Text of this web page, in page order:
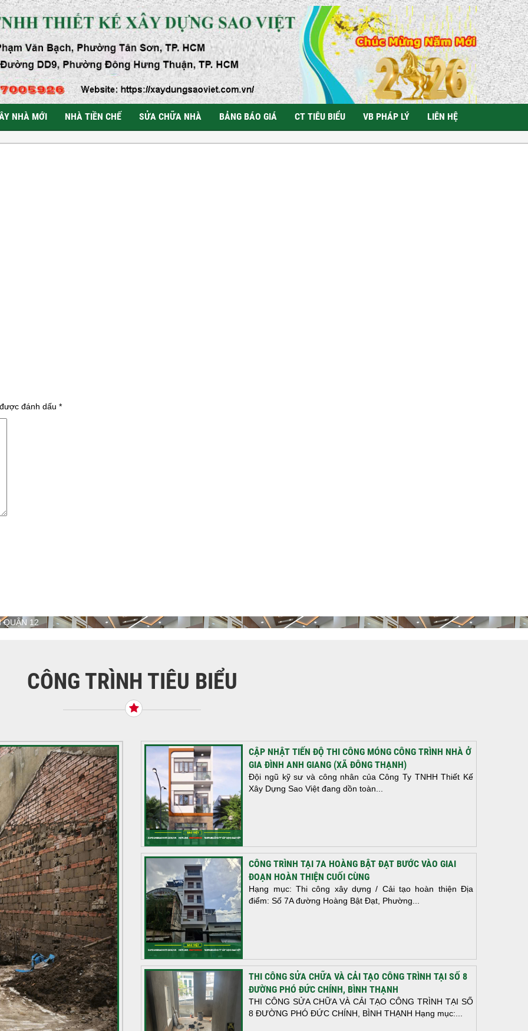
NHÀ MỚI NHÀ TIỀN CHẾ SỬA CHỮA NHÀ BẢNG BÁO GIÁ CT TIÊU BIỂU VB PHÁP LÝ LIÊN HỆ
đánh dấu *
QUẬN 12
CÔNG TRÌNH TIÊU BIỂU
CẬP NHẬT TIẾN ĐỘ THI CÔNG MÓNG CÔNG TRÌNH NHÀ Ở
GIA ĐÌNH ANH GIANG (XÃ ĐÔNG THẠNH)
Đội ngũ kỹ sư và công nhân của Công Ty TNHH Thiết Kế
Xây Dựng Sao Việt đang dồn toàn...
CÔNG TRÌNH TẠI 7A HOÀNG BẬT ĐẠT BƯỚC VÀO GIAI
ĐOẠN HOÀN THIỆN CUỐI CÙNG
Hạng mục: Thi công xây dựng / Cải tạo hoàn thiện Địa
điểm: Số 7A đường Hoàng Bật Đạt, Phường...
THI CÔNG SỬA CHỮA VÀ CẢI TẠO CÔNG TRÌNH TẠI SỐ 8
ĐƯỜNG PHÓ ĐỨC CHÍNH, BÌNH THẠNH
THI CÔNG SỬA CHỮA VÀ CẢI TẠO CÔNG TRÌNH TẠI SỐ
8 ĐƯỜNG PHÓ ĐỨC CHÍNH, BÌNH THẠNH Hạng mục:...